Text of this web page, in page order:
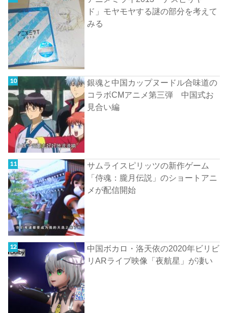
ド」モヤモヤする謎の部分を考えて
みる
銀魂と中国カップヌードル合味道の
コラボCMアニメ第三弾 中国式お
見合い編
サムライスピリッツの新作ゲーム
「侍魂：朧月伝説」のショートアニ
メが配信開始
中国ボカロ・洛天依の2020年ビリビ
リARライブ映像「夜航星」が凄い